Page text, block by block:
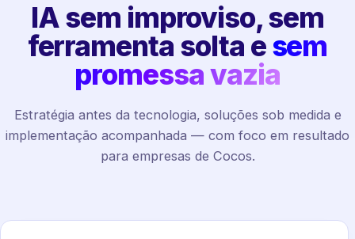
IA sem improviso, sem
ferramenta solta esem
promessa vazia
Estratégia antes da tecnologia, soluções sob medida e
implementação acompanhada — com foco em resultado
para empresas de Cocos.